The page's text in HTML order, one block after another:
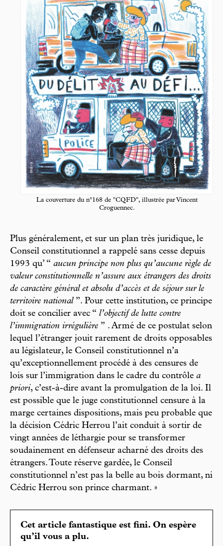
La couverture du n°168 de "CQFD", illustrée par Vincent
Croguennec.
Plus généralement, et sur un plan très juridique, le
Conseil constitutionnel a rappelé sans cesse depuis
1993 qu’ “ aucun principe non plus qu’aucune règle de
valeur constitutionnelle n’assure aux étrangers des droits
de caractère général et absolu d’accès et de séjour sur le
territoire national”. Pour cette institution, ce principe
doit se concilier avec “ l’objectif de lutte contre
l’immigration irrégulière ” . Armé de ce postulat selon
lequel l’étranger jouit rarement de droits opposables
au législateur, le Conseil constitutionnel n’a
qu’exceptionnellement procédé à des censures de
lois sur l’immigration dans le cadre du contrôle a
priori, c’est-à-dire avant la promulgation de la loi. Il
est possible que le juge constitutionnel censure à la
marge certaines dispositions, mais peu probable que
la décision Cédric Herrou l’ait conduit à sortir de
vingt années de léthargie pour se transformer
soudainement en défenseur acharné des droits des
étrangers. Toute réserve gardée, le Conseil
constitutionnel n’est pas la belle au bois dormant, ni
Cédric Herrou son prince charmant. »
Cet article fantastique est fini. On espère
qu’il vous a plu.